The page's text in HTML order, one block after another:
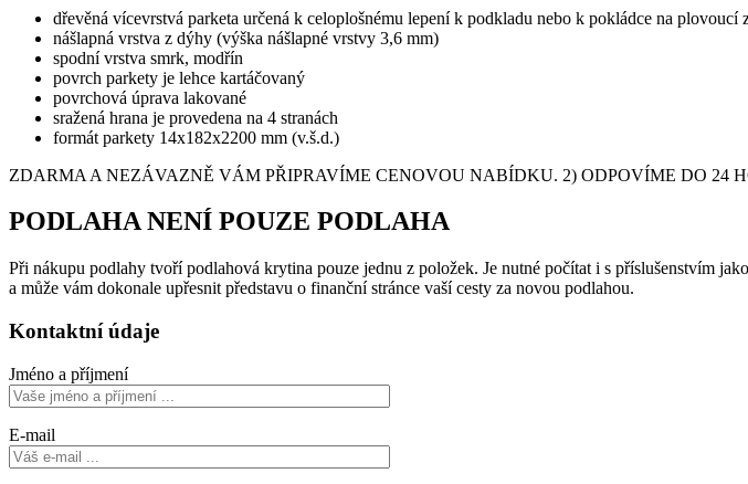
dřevěná vícevrstvá parketa určená k celoplošnému lepení k podkladu nebo k pokládce na
nášlapná vrstva z dýhy (výška nášlapné vrstvy 3,6 mm)
spodní vrstva smrk, modřín
povrch parkety je lehce kartáčovaný
povrchová úprava lakované
sražená hrana je provedena na 4 stranách
formát parkety 14x182x2200 mm (v.š.d.)
ZDARMA A NEZÁVAZNĚ VÁM PŘIPRAVÍME CENOVOU NABÍDKU. 2) ODPOVÍME DO 24
PODLAHA NENÍ POUZE PODLAHA
Při nákupu podlahy tvoří podlahová krytina pouze jednu z položek. Je nutné počítat i s příslušenstvím
a může vám dokonale upřesnit představu o finanční stránce vaší cesty za novou podlahou.
Kontaktní údaje
Jméno a příjmení
E-mail